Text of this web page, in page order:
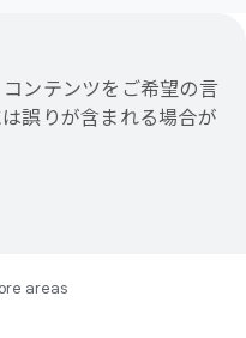
ンテンツをご希望の言
誤りが含まれる場合が
areas